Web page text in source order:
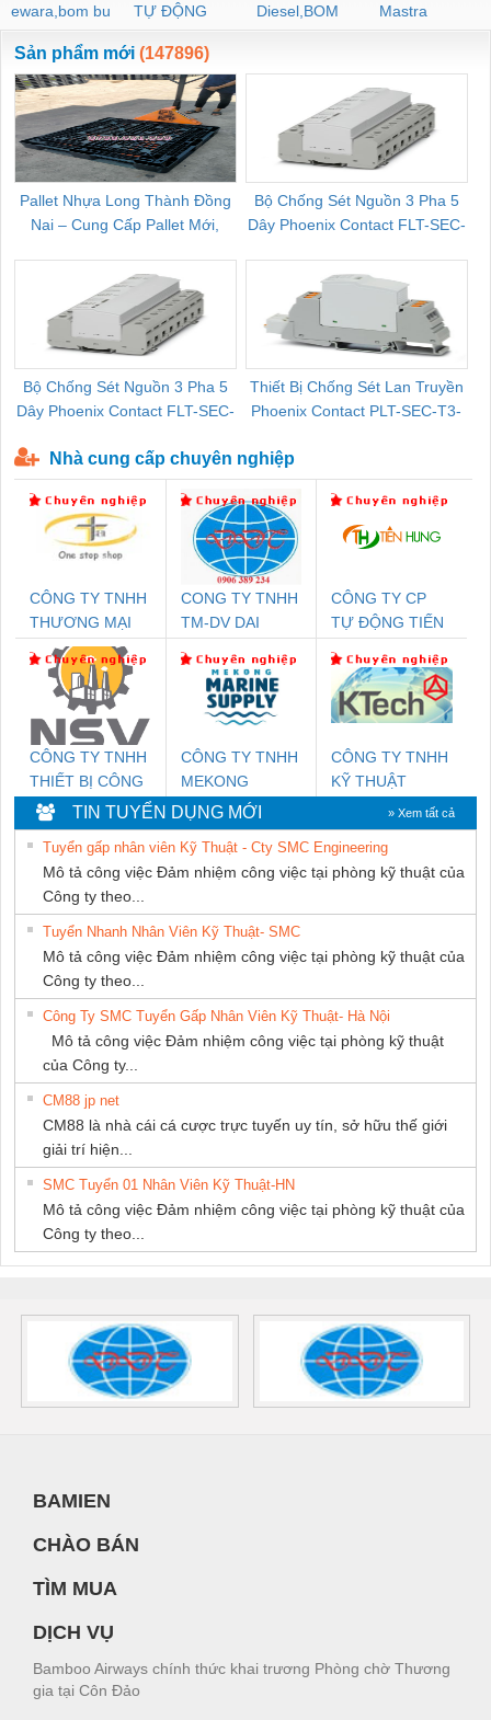
ewara,bom bu
ewara
TỰ ĐỘNG
Diesel,BOM
CHUA CHAY
Mastra
Sản phẩm mới (147896)
Pallet Nhựa Long Thành Đồng
Nai – Cung Cấp Pallet Mới,
Bộ Chống Sét Nguồn 3 Pha 5
Dây Phoenix Contact FLT-SEC-
Bộ Chống Sét Nguồn 3 Pha 5
Dây Phoenix Contact FLT-SEC-
Thiết Bị Chống Sét Lan Truyền
Phoenix Contact PLT-SEC-T3-
Nhà cung cấp chuyên nghiệp
CÔNG TY TNHH
THƯƠNG MẠI
THIÊN ÂN VIỆT
NAM
CONG TY TNHH
TM-DV DAI
CÔNG TY CP
TỰ ĐỘNG TIẾN
CÔNG TY TNHH
THIẾT BỊ CÔNG
NGHIỆP NIHON
SETSUBI VIỆT
NAM
CÔNG TY TNHH
MEKONG
MARINE
SUPPLY
CÔNG TY TNHH
KỸ THUẬT
KTECH VIỆT
NAM
TIN TUYỂN DỤNG MỚI » Xem tất cả
Tuyển gấp nhân viên Kỹ Thuật - Cty SMC Engineering
Mô tả công việc Đảm nhiệm công việc tại phòng kỹ thuật của
Công ty theo...
Tuyển Nhanh Nhân Viên Kỹ Thuật- SMC
Mô tả công việc Đảm nhiệm công việc tại phòng kỹ thuật của
Công ty theo...
Công Ty SMC Tuyển Gấp Nhân Viên Kỹ Thuật- Hà Nội
Mô tả công việc Đảm nhiệm công việc tại phòng kỹ thuật
của Công ty...
CM88 jp net
CM88 là nhà cái cá cược trực tuyến uy tín, sở hữu thế giới
giải trí hiện...
SMC Tuyển 01 Nhân Viên Kỹ Thuật-HN
Mô tả công việc Đảm nhiệm công việc tại phòng kỹ thuật của
Công ty theo...
BAMIEN
CHÀO BÁN
TÌM MUA
DỊCH VỤ
Bamboo Airways chính thức khai trương Phòng chờ Thương
gia tại Côn Đảo